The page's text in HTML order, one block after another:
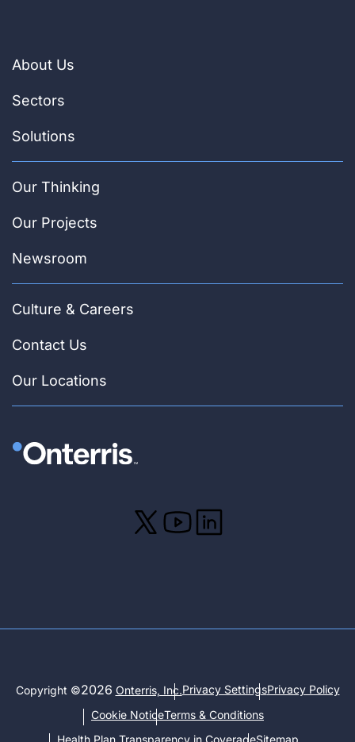
About Us
Sectors
Solutions
Our Thinking
Our Projects
Newsroom
Culture & Careers
Contact Us
Our Locations
Copyright ©2026 Onterris, Inc.Privacy SettingsPrivacy Policy
Cookie NoticeTerms & Conditions